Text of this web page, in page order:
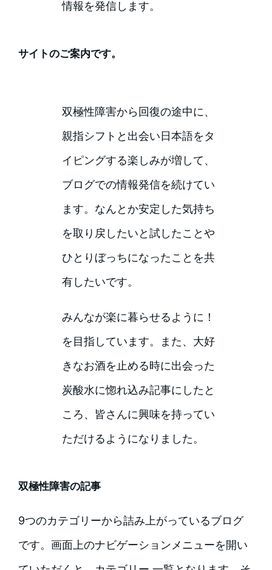
情報を発信します。
サイトのご案内です。
双極性障害から回復の途中に、
親指シフトと出会い日本語をタ
イピングする楽しみが増して、
ブログでの情報発信を続けてい
ます。なんとか安定した気持ち
を取り戻したいと試したことや
ひとりぼっちになったことを共
有したいです。
みんなが楽に暮らせるように！
を目指しています。また、大好
きなお酒を止める時に出会った
炭酸水に惚れ込み記事にしたと
ころ、皆さんに興味を持ってい
ただけるようになりました。
双極性障害の記事
9つのカテゴリーから詰み上がっているブログ
です。画面上のナビゲーションメニューを開い